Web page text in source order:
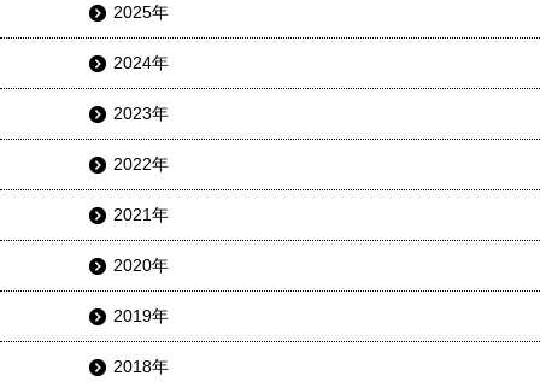
2025年
2024年
2023年
2022年
2021年
2020年
2019年
2018年